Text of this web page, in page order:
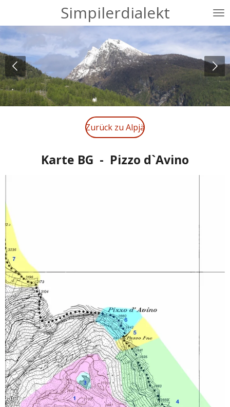
Simpilerdialekt
Zurück zu Alpjä
Karte BG - Pizzo d`Avino